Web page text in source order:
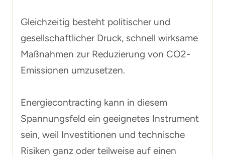
Gleichzeitig besteht politischer und
gesellschaftlicher Druck, schnell wirksame
Maßnahmen zur Reduzierung von CO2-
Emissionen umzusetzen.
Energiecontracting kann in diesem
Spannungsfeld ein geeignetes Instrument
sein, weil Investitionen und technische
Risiken ganz oder teilweise auf einen